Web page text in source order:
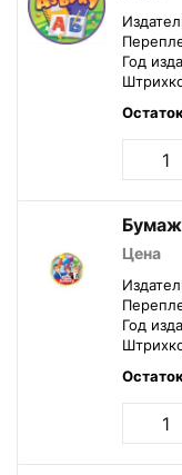
Год
Цена
Год